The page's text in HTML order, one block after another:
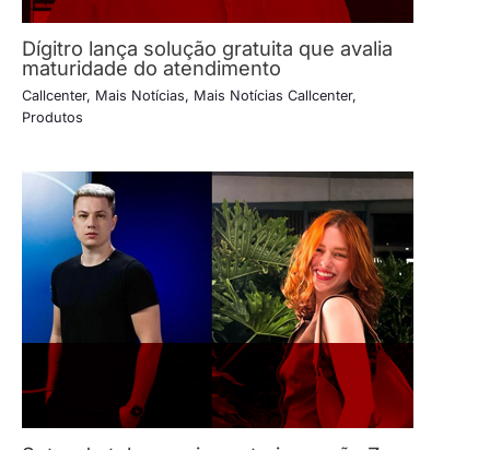
Dígitro lança solução gratuita que avalia
maturidade do atendimento
Callcenter, Mais Notícias, Mais Notícias Callcenter,
Produtos